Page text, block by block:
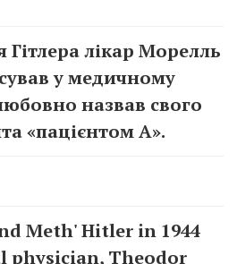
Гітлера лікар Морелль
у медичному
назвав свого
«пацієнтом А».
Meth' Hitler in 1944
physician, Theodor